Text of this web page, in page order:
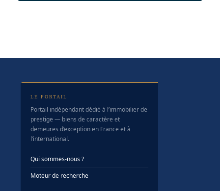
LE PORTAIL
Portail indépendant dédié à l’immobilier de
prestige — biens de caractère et
demeures d’exception en France et à
l’international.
Qui sommes-nous ?
Moteur de recherche